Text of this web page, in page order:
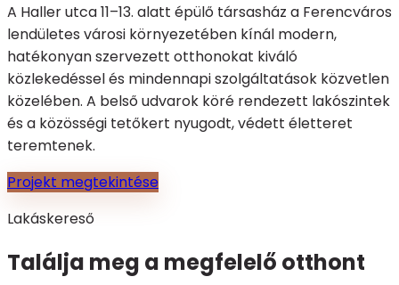
A Haller utca 11–13. alatt épülő társasház a Ferencváros
lendületes városi környezetében kínál modern,
hatékonyan szervezett otthonokat kiváló
közlekedéssel és mindennapi szolgáltatások közvetlen
közelében. A belső udvarok köré rendezett lakószintek
és a közösségi tetőkert nyugodt, védett életteret
teremtenek.
Projekt megtekintése
Lakáskereső
Találja meg a megfelelő otthont